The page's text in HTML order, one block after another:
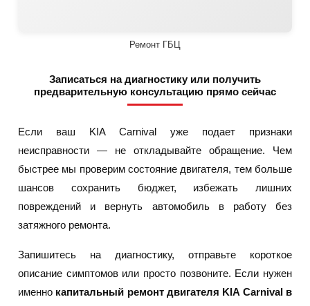
Ремонт ГБЦ
Записаться на диагностику или получить
предварительную консультацию прямо сейчас
Если ваш KIA Carnival уже подает признаки
неисправности — не откладывайте обращение. Чем
быстрее мы проверим состояние двигателя, тем больше
шансов сохранить бюджет, избежать лишних
повреждений и вернуть автомобиль в работу без
затяжного ремонта.
Запишитесь на диагностику, отправьте короткое
описание симптомов или просто позвоните. Если нужен
именно капитальный ремонт двигателя KIA Carnival в